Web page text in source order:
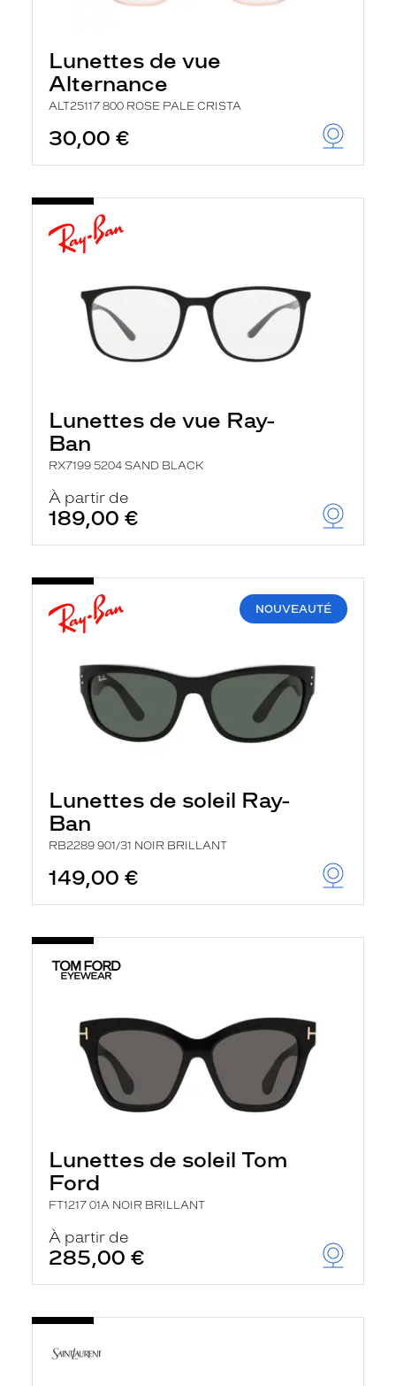
Lunettes de vue
Alternance
ALT25117 800 ROSE PALE CRISTA
30,00 €
Lunettes de vue Ray-
Ban
RX7199 5204 SAND BLACK
À partir de
189,00 €
NOUVEAUTÉ
Lunettes de soleil Ray-
Ban
RB2289 901/31 NOIR BRILLANT
149,00 €
Lunettes de soleil Tom
Ford
FT1217 01A NOIR BRILLANT
À partir de
285,00 €